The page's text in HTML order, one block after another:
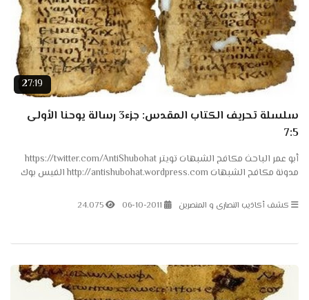
27:19
سلسلة تحريف الكتاب المقدس: جزء3 رسالة يوحنا الأولى
7:5
أبو عمر الباحث مكافح الشبهات تويتر https://twitter.com/AntiShubohat
مدونة مكافح الشبهات http://antishubohat.wordpress.com الفيس بوك
كشف أكاذيب النصارى و المنصرين 06-10-2011
24.075